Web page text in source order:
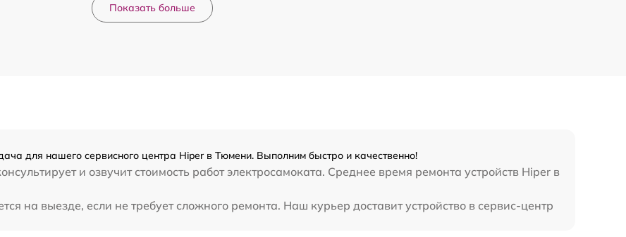
Показать больше
для нашего сервисного центра Hiper в Тюмени. Выполним быстро и качественно!
и озвучит стоимость работ электросамоката. Среднее время ремонта устройств Hiper в
на выезде, если не требует сложного ремонта. Наш курьер доставит устройство в сервис-центр